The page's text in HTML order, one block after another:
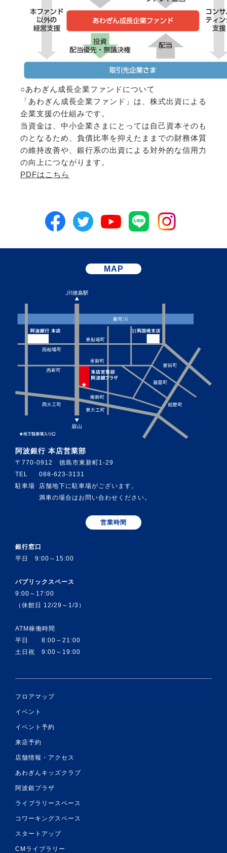
○あわぎん成長企業ファンドについて
「あわぎん成長企業ファンド」は、株式出資による
企業支援の仕組みです。
当資金は、中小企業さまにとっては自己資本そのも
のとなるため、負債比率を抑えたままでの財務体質
の維持改善や、銀行系の出資による対外的な信用力
の向上につながります。
PDFはこちら
MAP
阿波銀行 本店営業部
〒770-0912 徳島市東新町1-29
TEL
088-623-3131
駐車場
店舗地下に駐車場がございます。
満車の場合はお問い合わせください。
営業時間
銀行窓口
平日 9:00～15:00
パブリックスペース
9:00～17:00
（休館日 12/29～1/3）
ATM稼働時間
平日 8:00～21:00
土日祝 9:00～19:00
フロアマップ
イベント
イベント予約
来店予約
店舗情報・アクセス
あわぎんキッズクラブ
阿波銀プラザ
ライブラリースペース
コワーキングスペース
スタートアップ
CMライブラリー